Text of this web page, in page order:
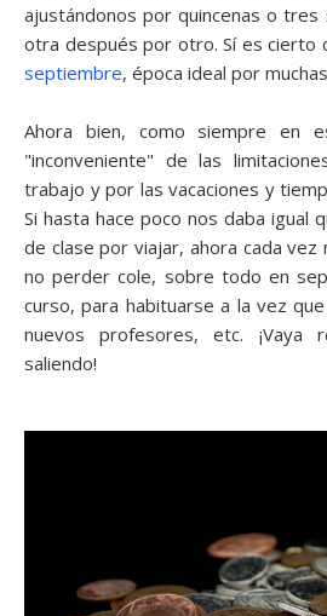
ajustándonos por quincenas o tres
otra después por otro. Sí es cierto
septiembre, época ideal por
Ahora bien, como siempre en
"inconveniente" de las
trabajo y por las vacaciones y
Si hasta hace poco nos daba igual
de clase por viajar, ahora cada vez
no perder cole, sobre todo en
curso, para habituarse a la vez
nuevos profesores, etc. ¡Vaya
saliendo!